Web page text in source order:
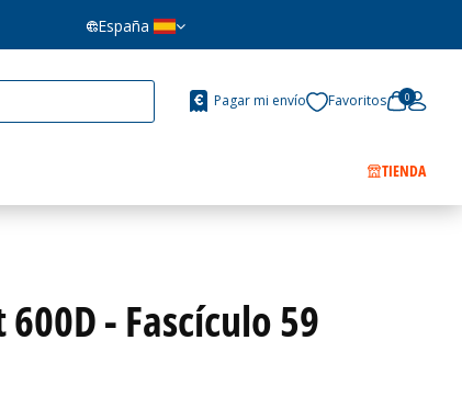
España
Pagar mi envío Favoritos 0
TIENDA
- Fascículo 59